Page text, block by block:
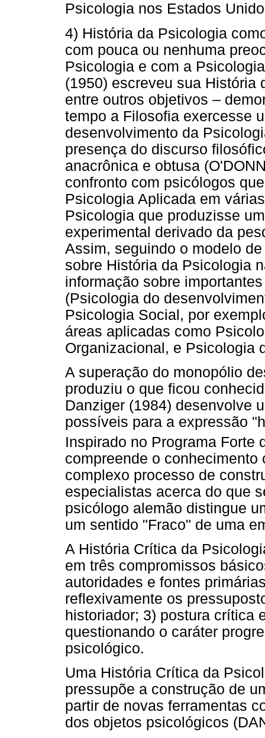
Psicologia nos Estados
4) História da Psicologia
com pouca ou nenhuma
Psicologia e com a
(1950) escreveu sua História
entre outros objetivos –
tempo a Filosofia exercesse
desenvolvimento da
presença do discurso
anacrônica e obtusa
confronto com psicólogos
Psicologia Aplicada em
Psicologia que produzisse
experimental derivado da
Assim, seguindo o modelo
sobre História da Psicologia
informação sobre
(Psicologia do
Psicologia Social, por
áreas aplicadas como
Organizacional, e Psicologia
A superação do monopólio
produziu o que ficou
Danziger (1984) desenvolve
possíveis para a expressão
Inspirado no Programa Forte
compreende o
complexo processo de
especialistas acerca do que
psicólogo alemão distingue
um sentido "Fraco" de uma
A História Crítica da
em três compromissos
autoridades e fontes
reflexivamente os
historiador; 3) postura crítica
questionando o caráter
psicológico.
Uma História Crítica da
pressupõe a construção de
partir de novas ferramentas
dos objetos psicológicos